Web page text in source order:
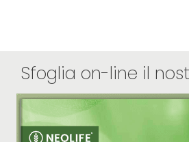
Sfoglia on-line il